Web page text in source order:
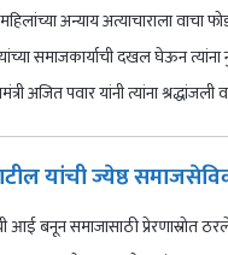
अन्याय अत्याचाराला
समाजकार्याची दखल घेऊन
अजित पवार यांनी त्यांना श्रद्धांजली
यांची ज्येष्ठ
आई बनून समाजासाठी